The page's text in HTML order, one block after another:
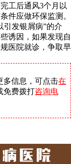
工后通风3个月以
件应做环保监测。
引发银屑病”的介
诱因，如果发现自
医院就诊，争取早
多信息，可点击在
免费拨打咨询电